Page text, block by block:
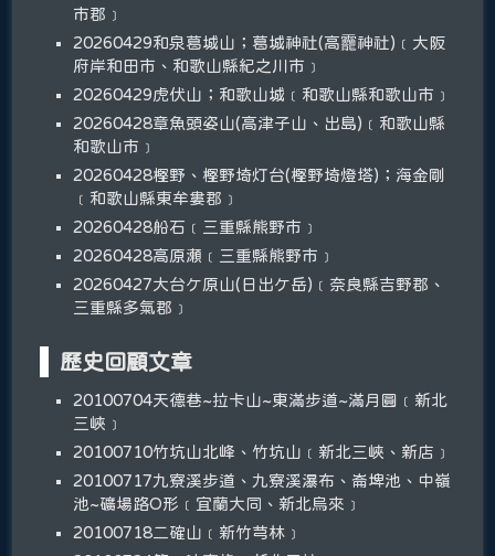
市郡﹞
20260429和泉葛城山；葛城神社(高龗神社)﹝大阪
府岸和田市、和歌山縣紀之川市﹞
20260429虎伏山；和歌山城﹝和歌山縣和歌山市﹞
20260428章魚頭姿山(高津子山、出島)﹝和歌山縣
和歌山市﹞
20260428樫野、樫野埼灯台(樫野埼燈塔)；海金剛
﹝和歌山縣東牟婁郡﹞
20260428船石﹝三重縣熊野市﹞
20260428高原瀬﹝三重縣熊野市﹞
20260427大台ケ原山(日出ケ岳)﹝奈良縣吉野郡、
三重縣多氣郡﹞
歷史回顧文章
20100704天德巷~拉卡山~東滿步道~滿月圓﹝新北
三峽﹞
20100710竹坑山北峰、竹坑山﹝新北三峽、新店﹞
20100717九寮溪步道、九寮溪瀑布、崙埤池、中嶺
池~礦場路O形﹝宜蘭大同、新北烏來﹞
20100718二確山﹝新竹芎林﹞